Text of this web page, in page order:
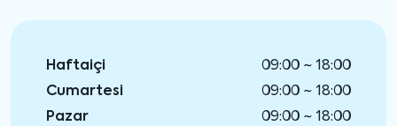
Haftaiçi
09:00 ~ 18:00
Cumartesi
09:00 ~ 18:00
Pazar
09:00 ~ 18:00